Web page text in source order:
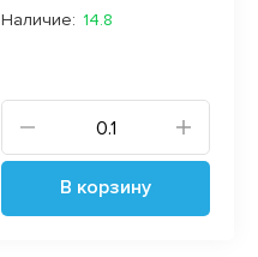
Наличие: 14.8
В корзину